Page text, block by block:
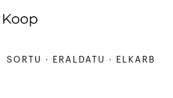
SORTU · ERALDATU ·